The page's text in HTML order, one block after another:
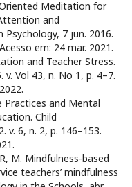
Meditation for
and
Psychology, 7 jun. 2016.
em: 24 mar. 2021.
and Teacher Stress.
Vol 43, n. No 1, p. 4–7.
Practices and Mental
Child
v. 6, n. 2, p. 146–153.
M. Mindfulness-based
teachers’ mindfulness